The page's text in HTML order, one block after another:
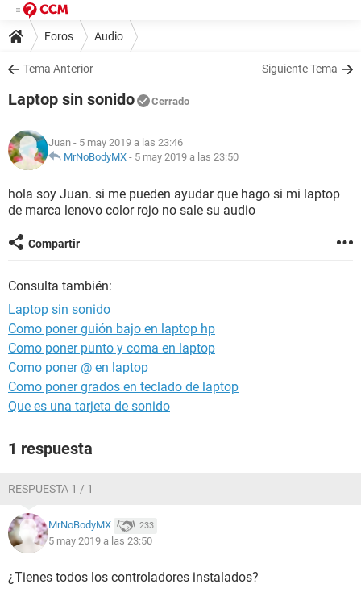
Foros Audio
Tema Anterior Siguiente Tema
Laptop sin sonido Cerrado
Juan - 5 may 2019 a las 23:46
MrNoBodyMX - 5 may 2019 a las 23:50
hola soy Juan. si me pueden ayudar que hago si mi laptop
de marca lenovo color rojo no sale su audio
Compartir
Consulta también:
Laptop sin sonido
Como poner guión bajo en laptop hp
Como poner punto y coma en laptop
Como poner @ en laptop
Como poner grados en teclado de laptop
Que es una tarjeta de sonido
1 respuesta
RESPUESTA 1 / 1
MrNoBodyMX 233
5 may 2019 a las 23:50
¿Tienes todos los controladores instalados?